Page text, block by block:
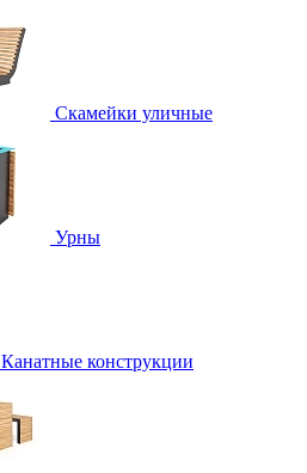
Скамейки уличные
Урны
Канатные конструкции